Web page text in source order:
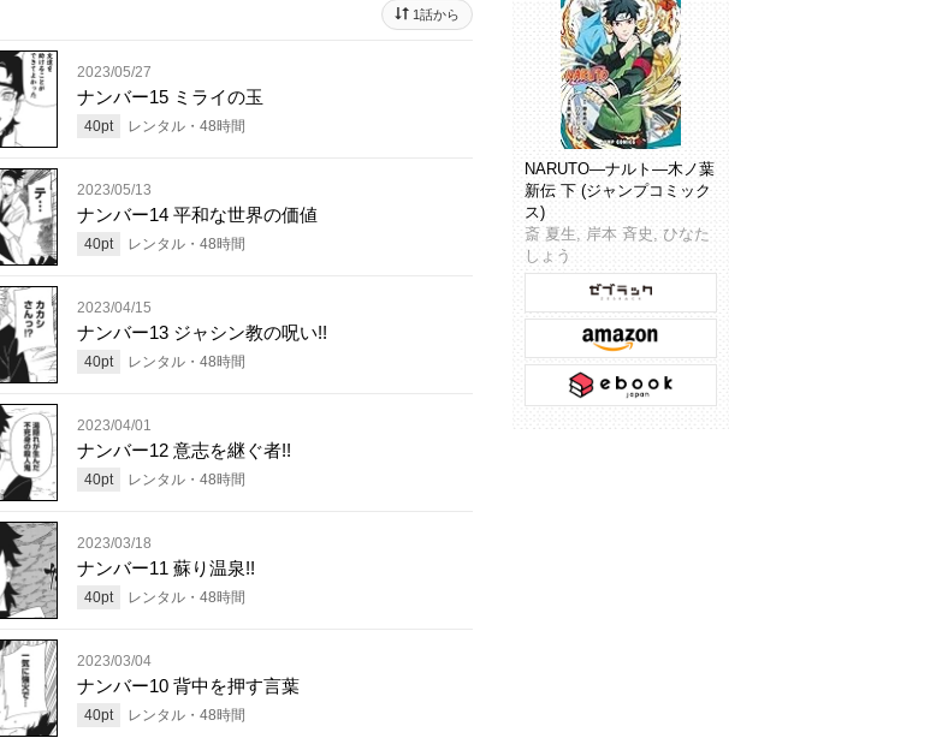
1話から
2023/05/27
ナンバー15 ミライの玉
40pt レンタル・ 48時間
2023/05/13
ナンバー14 平和な世界の価値
40pt レンタル・ 48時間
2023/04/15
ナンバー13 ジャシン教の呪い!!
40pt レンタル・ 48時間
2023/04/01
ナンバー12 意志を継ぐ者!!
40pt レンタル・ 48時間
2023/03/18
ナンバー11 蘇り温泉!!
40pt レンタル・ 48時間
2023/03/04
ナンバー10 背中を押す言葉
40pt レンタル・ 48時間
NARUTO―ナルト―木ノ葉
新伝 下 (ジャンプコミック
ス)
斎 夏生, 岸本 斉史, ひなた
しょう